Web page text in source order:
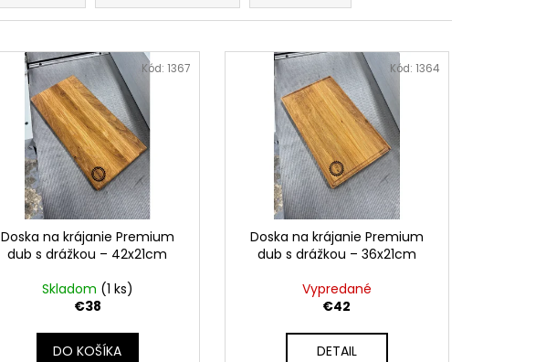
Doska na krájanie Premium
dub s drážkou – 42x21cm
Skladom (1 ks)
€38
DO KOŠÍKA
Kód: 1367
Doska na krájanie Premium
dub s drážkou – 36x21cm
Vypredané
€42
DETAIL
Kód: 1364